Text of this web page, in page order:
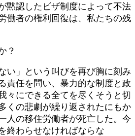
黙認したビザ制度によって不法
働者の権利回復は、私たちの残
？
い」という叫びを再び胸に刻み
責任を問い、暴力的な制度と政
々にできる全てを尽くそうと切
くの悲劇が繰り返されたにもか
人の移住労働者が死亡した。今
終わらせなければならな